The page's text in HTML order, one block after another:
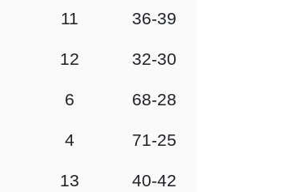
11 36-39
12 32-30
6 68-28
4 71-25
13 40-42